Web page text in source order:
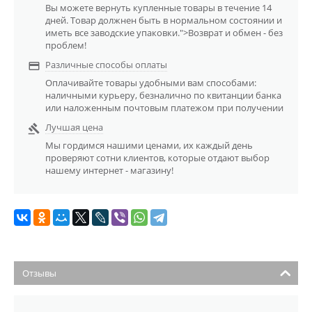
Вы можете вернуть купленные товары в течение 14
дней. Товар должнен быть в нормальном состоянии и
иметь все заводские упаковки.">Возврат и обмен - без
проблем!
 Различные способы оплаты
Оплачивайте товары удобными вам способами:
наличными курьеру, безналично по квитанции банка
или наложенным почтовым платежом при получении

Лучшая цена
Мы гордимся нашими ценами, их каждый день
проверяют сотни клиентов, которые отдают выбор
нашему интернет - магазину!
Отзывы